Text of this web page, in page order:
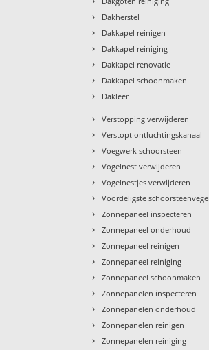
› Dakherstel
› Dakkapel reinigen
› Dakkapel reiniging
› Dakkapel renovatie
› Dakkapel schoonmaken
› Dakleer
› Verstopping verwijderen
› Verstopt ontluchtingskanaal
› Voegwerk schoorsteen
› Vogelnest verwijderen
› Vogelnestjes verwijderen
› Voordeligste
› Zonnepaneel inspecteren
› Zonnepaneel onderhoud
› Zonnepaneel reinigen
› Zonnepaneel reiniging
› Zonnepaneel schoonmaken
› Zonnepanelen inspecteren
› Zonnepanelen onderhoud
› Zonnepanelen reinigen
› Zonnepanelen reiniging